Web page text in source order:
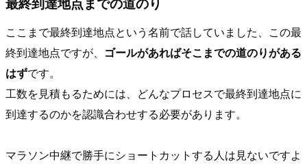
ここまで最終到達地点という名前で話していました、この最
終到達地点ですが、 ゴールがあればそこまでの道のりがある
はずです。
工数を見積もるためには、どんなプロセスで最終到達地点に
到達するのかを認識合わせする必要があります。
マラソン中継で勝手にショートカットする人は見ないですよ